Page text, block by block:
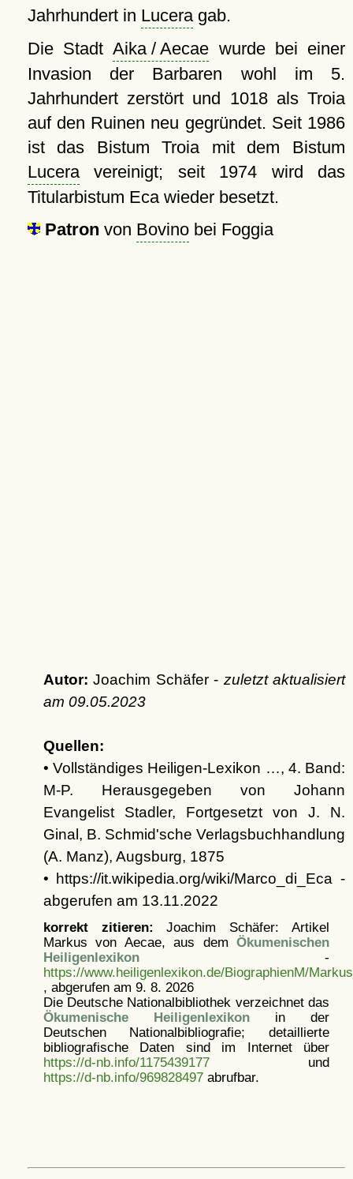
Jahrhundert in Luceragab.
Die StadtAika / Aecae wurde bei einer
Invasion der Barbaren wohl im 5.
Jahrhundert zerstört und 1018 als Troia
auf den Ruinen neu gegründet. Seit 1986
ist das Bistum Troia mit dem Bistum
Luceravereinigt; seit 1974 wird das
Titularbistum Eca wieder besetzt.
Patron von Bovinobei Foggia
Autor: Joachim Schäfer - zuletzt aktualisiert
am 09.05.2023
Quellen:
• Vollständiges Heiligen-Lexikon …, 4. Band:
M-P. Herausgegeben von Johann
Evangelist Stadler, Fortgesetzt von J. N.
Ginal, B. Schmid'sche Verlagsbuchhandlung
(A. Manz), Augsburg, 1875
• https://it.wikipedia.org/wiki/Marco_di_Eca -
abgerufen am 13.11.2022
korrekt zitieren: Joachim Schäfer: Artikel
Markus von Aecae, aus dem Ökumenischen
Heiligenlexikon-
https://www.heiligenlexikon.de/BiographienM/
, abgerufen am 9. 8. 2026
Die Deutsche Nationalbibliothek verzeichnet das
Ökumenische Heiligenlexikonin der
Deutschen Nationalbibliografie; detaillierte
bibliografische Daten sind im Internet über
https://d-nb.info/1175439177und
https://d-nb.info/969828497abrufbar.